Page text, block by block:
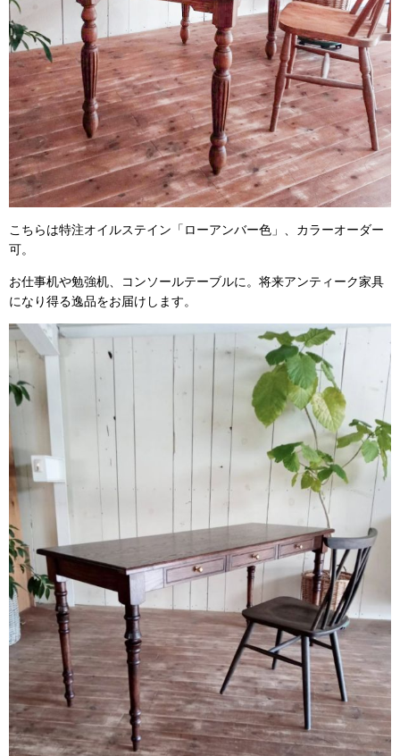
こちらは特注オイルステイン「ローアンバー色」、カラーオーダー
可。
お仕事机や勉強机、コンソールテーブルに。将来アンティーク家具
になり得る逸品をお届けします。